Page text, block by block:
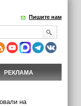
Пишите нам
РЕКЛАМА
на